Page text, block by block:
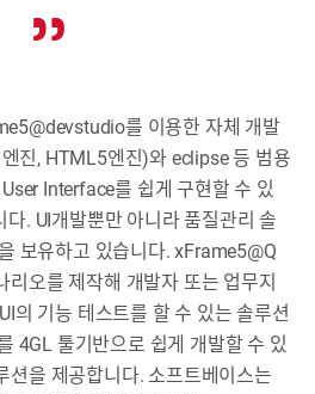
를 이용한 자체 개발
진, HTML5엔진)와 eclipse 등 범용
Interface를 쉽게 구현할 수 있
. UI개발뿐만 아니라 품질관리 솔
보유하고 있습니다. xFrame5@Q
오를 제작해 개발자 또는 업무지
의 기능 테스트를 할 수 있는 솔루션
4GL 툴기반으로 쉽게 개발할 수 있
을 제공합니다. 소프트베이스는